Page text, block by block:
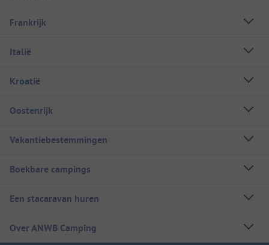
Frankrijk
Italië
Kroatië
Oostenrijk
Vakantiebestemmingen
Boekbare campings
Een stacaravan huren
Over ANWB Camping